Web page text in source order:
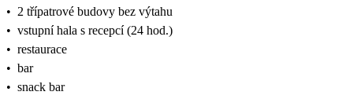
• 2 třípatrové budovy bez výtahu
• vstupní hala s recepcí (24 hod.)
• restaurace
• bar
• snack bar